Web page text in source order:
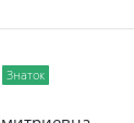
Знаток